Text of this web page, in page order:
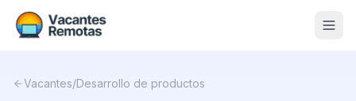
Vacantes/Desarrollo de productos